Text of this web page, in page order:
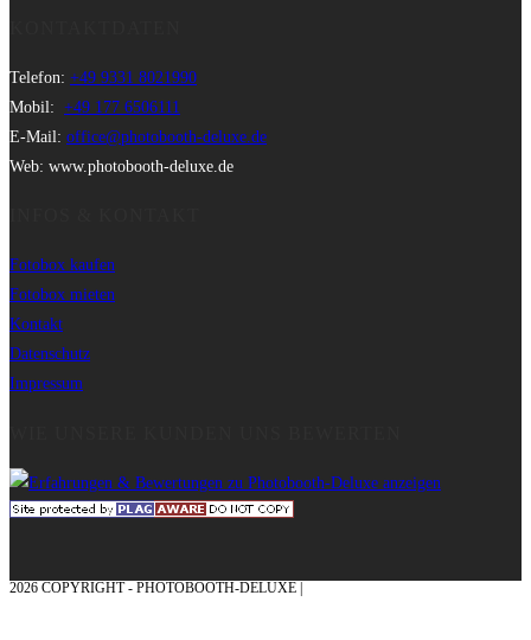
Telefon: +49 9331 8021990
Mobil: +49 177 6506111
E-Mail: office@photobooth-deluxe.de
Web: www.photobooth-deluxe.de
Fotobox kaufen
Fotobox mieten
Kontakt
Datenschutz
Impressum
2026 COPYRIGHT - PHOTOBOOTH-DELUXE |